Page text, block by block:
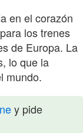
en el corazón
los trenes
de Europa. La
lo que la
mundo.
y pide